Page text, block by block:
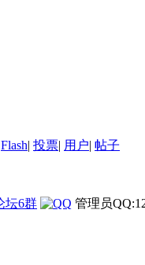
Flash| 投票| 用户| 帖子
管理员